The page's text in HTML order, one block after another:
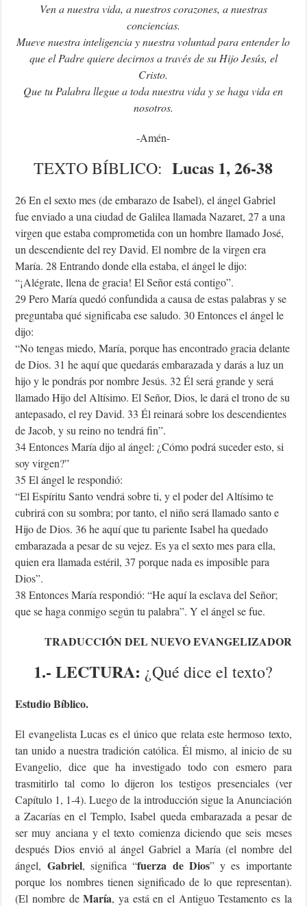
Ven a nuestra vida, a nuestros corazones, a nuestras
conciencias.
Mueve nuestra inteligencia y nuestra voluntad para entender lo
que el Padre quiere decirnos a través de su Hijo Jesús, el
Cristo.
Que tu Palabra llegue a toda nuestra vida y se haga vida en
nosotros.
-Amén-
TEXTOBÍBLICO: Lucas 1, 26-38
26 En el sexto mes (de embarazo de Isabel), el ángel Gabriel
fue enviado a una ciudad de Galilea llamada Nazaret, 27 a una
virgen que estaba comprometida con un hombre llamado José,
un descendiente del rey David. El nombre de la virgen era
María. 28 Entrando donde ella estaba, el ángel le dijo:
“¡Alégrate, llena de gracia! El Señor está contigo”.
29 Pero María quedó confundida a causa de estas palabras y se
preguntaba qué significaba ese saludo. 30 Entonces el ángel le
dijo:
“No tengas miedo, María, porque has encontrado gracia delante
de Dios. 31 he aquí que quedarás embarazada y darás a luz un
hijo y le pondrás por nombre Jesús. 32 Él será grande y será
llamado Hijo del Altísimo. El Señor, Dios, le dará el trono de su
antepasado, el rey David. 33 Él reinará sobre los descendientes
de Jacob, y su reino no tendrá fin”.
34 Entonces María dijo al ángel: ¿Cómo podrá suceder esto, si
soy virgen?”
35 El ángel le respondió:
“El Espíritu Santo vendrá sobre ti, y el poder del Altísimo te
cubrirá con su sombra; por tanto, el niño será llamado santo e
Hijo de Dios. 36 he aquí que tu pariente Isabel ha quedado
embarazada a pesar de su vejez. Es ya el sexto mes para ella,
quien era llamada estéril, 37 porque nada es imposible para
Dios”.
38 Entonces María respondió: “He aquí la esclava del Señor;
que se haga conmigo según tu palabra”. Y el ángel se fue.
TRADUCCIÓN DEL NUEVO EVANGELIZADOR
1.- LECTURA: ¿Qué dice el texto?
Estudio Bíblico.
El evangelista Lucas es el único que relata este hermoso texto,
tan unido a nuestra tradición católica. Él mismo, al inicio de su
Evangelio, dice que ha investigado todo con esmero para
trasmitirlo tal como lo dijeron los testigos presenciales (ver
Capítulo 1, 1-4). Luego de la introducción sigue la Anunciación
a Zacarías en el Templo, Isabel queda embarazada a pesar de
ser muy anciana y el texto comienza diciendo que seis meses
después Dios envió al ángel Gabriel a María (el nombre del
ángel, Gabriel, significa “fuerza de Dios” y es importante
porque los nombres tienen significado de lo que representan).
(El nombre deMaría, ya está en el Antiguo Testamento es la